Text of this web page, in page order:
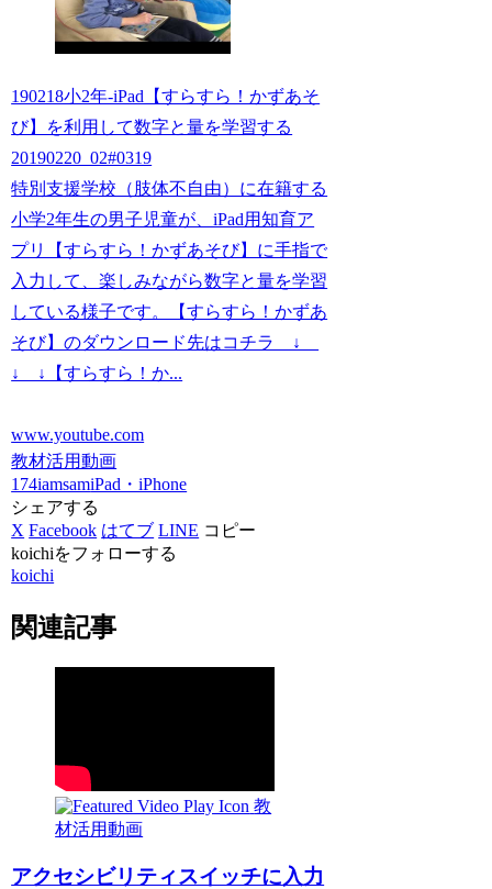
190218小2年-iPad【すらすら！かずあそ
び】を利用して数字と量を学習する
20190220_02#0319
特別支援学校（肢体不自由）に在籍する
小学2年生の男子児童が、iPad用知育ア
プリ【すらすら！かずあそび】に手指で
入力して、楽しみながら数字と量を学習
している様子です。【すらすら！かずあ
そび】のダウンロード先はコチラ ↓
↓ ↓【すらすら！か...
www.youtube.com
教材活用動画
174iamsamiPad・iPhone
シェアする
X Facebook はてブ LINE コピー
koichiをフォローする
koichi
関連記事
教
材活用動画
アクセシビリティスイッチに入力